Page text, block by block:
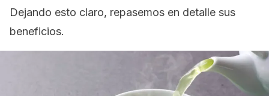
Dejando esto claro, repasemos en detalle sus
beneficios.